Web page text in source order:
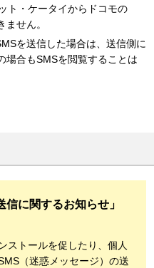
ト・ケータイからドコモの
せん。
を送信した場合は、送信側に
場合もSMSを閲覧することは
信に関するお知らせ」
ストールを促したり、個人
（迷惑メッセージ）の送